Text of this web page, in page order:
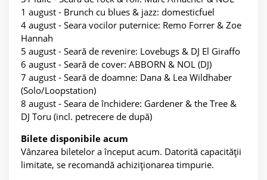
1 august - Brunch cu blues & jazz: domesticfuel
4 august - Seara vocilor puternice: Remo Forrer & Zoe
Hannah
5 august - Seară de revenire: Lovebugs & DJ El Giraffo
6 august - Seară de cover: ABBORN & NOL (DJ)
7 august - Seară de doamne: Dana & Lea Wildhaber
(Solo/Loopstation)
8 august - Seara de închidere: Gardener & the Tree &
DJ Toru (incl. petrecere de după)
Bilete disponibile acum
Vânzarea biletelor a început acum. Datorită capacității
limitate, se recomandă achiziționarea timpurie.